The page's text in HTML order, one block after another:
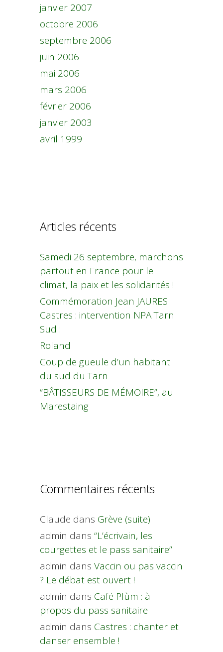
janvier 2007
octobre 2006
septembre 2006
juin 2006
mai 2006
mars 2006
février 2006
janvier 2003
avril 1999
Articles récents
Samedi 26 septembre, marchons
partout en France pour le
climat, la paix et les solidarités !
Commémoration Jean JAURES
Castres : intervention NPA Tarn
Sud :
Roland
Coup de gueule d’un habitant
du sud du Tarn
“BÂTISSEURS DE MÉMOIRE”, au
Marestaing
Commentaires récents
Claude dans Grève (suite)
admin dans “L’écrivain, les
courgettes et le pass sanitaire”
admin dans Vaccin ou pas vaccin
? Le débat est ouvert !
admin dans Café Plùm : à
propos du pass sanitaire
admin dans Castres : chanter et
danser ensemble !